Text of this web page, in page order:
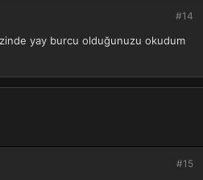
#14
yay burcu olduğunuzu okudum
#15